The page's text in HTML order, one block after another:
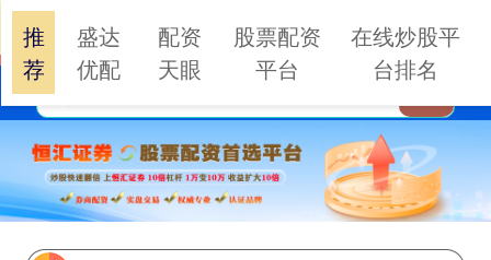
推
荐
盛达
优配
配资
天眼
股票配资
平台
在线炒股平
台排名